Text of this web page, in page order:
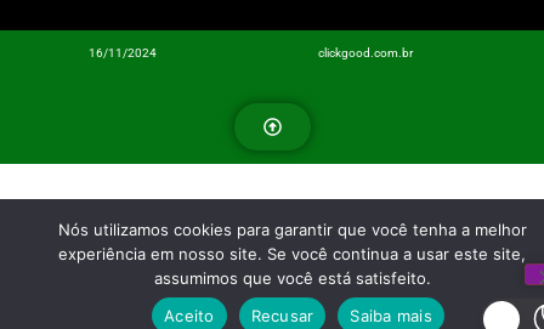
16/11/2024 clickgood.com.br
Nós utilizamos cookies para garantir que você tenha a melhor
experiência em nosso site. Se você continua a usar este site,
assumimos que você está satisfeito.
Aceito
Recusar Saiba mais